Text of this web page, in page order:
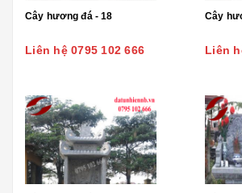
Cây hương đá - 18
Liên hệ 0795 102 666
Cây
Liên